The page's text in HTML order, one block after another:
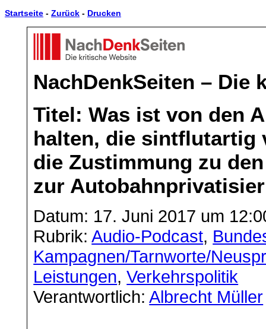
Startseite - Zurück - Drucken
NachDenkSeiten – Die
Titel: Was ist von den
halten, die sintflutartig
die Zustimmung zu
zur
Datum: 17. Juni 2017 um
Rubrik:Audio-Podcast,
Kampagnen/Tarnworte/
Leistungen,Verkehrspolitik
Verantwortlich:Albrecht Müller